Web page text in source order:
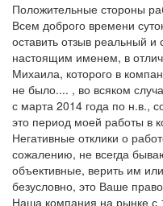
Положительные стороны
Всем доброго времени
оставить отзыв реальный и
настоящим именем, в
Михаила, которого в
не было.... , во всяком
с марта 2014 года по н.в.,
это период моей работы в
Негативные отклики о
сожалению, не всегда
объективные, верить им
безусловно, это Ваше
Наша компания на рынке с